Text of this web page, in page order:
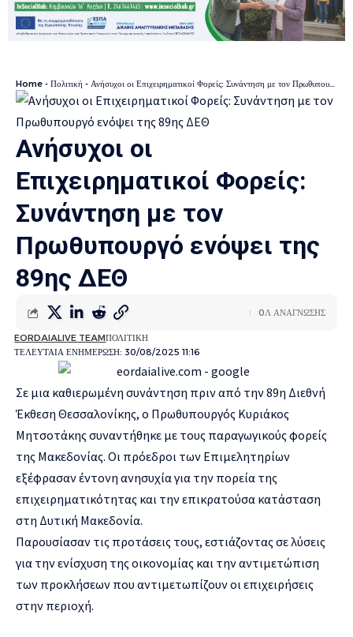
Home - Πολιτική - Ανήσυχοι οι Επιχειρηματικοί Φορείς: Συνάντηση με τον Πρωθυπουργό ενόψει της 89ης ΔΕΘ
Ανήσυχοι οι
Επιχειρηματικοί Φορείς:
Συνάντηση με τον
Πρωθυπουργό ενόψει της
89ης ΔΕΘ
ΤΕΛΕΥΤΑΙΑ ΕΝΗΜΕΡΩΣΗ: 30/08/2025 11:16
EORDAIALIVE TEAMΠΟΛΙΤΙΚΗ
0Λ ΑΝΑΓΝΩΣΗΣ
Σε μια καθιερωμένη συνάντηση πριν από την 89η Διεθνή
Έκθεση Θεσσαλονίκης, ο Πρωθυπουργός Κυριάκος
Μητσοτάκης συναντήθηκε με τους παραγωγικούς φορείς
της Μακεδονίας. Οι πρόεδροι των Επιμελητηρίων
εξέφρασαν έντονη ανησυχία για την πορεία της
επιχειρηματικότητας και την επικρατούσα κατάσταση
στη Δυτική Μακεδονία.
Παρουσίασαν τις προτάσεις τους, εστιάζοντας σε λύσεις
για την ενίσχυση της οικονομίας και την αντιμετώπιση
των προκλήσεων που αντιμετωπίζουν οι επιχειρήσεις
στην περιοχή.